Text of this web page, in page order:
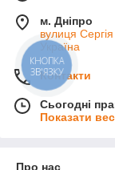
м. Дніпро
вулиця
Україна
Контакти
Сьогодні
Показати
Про нас
КНОПКА
ЗВ'ЯЗКУ